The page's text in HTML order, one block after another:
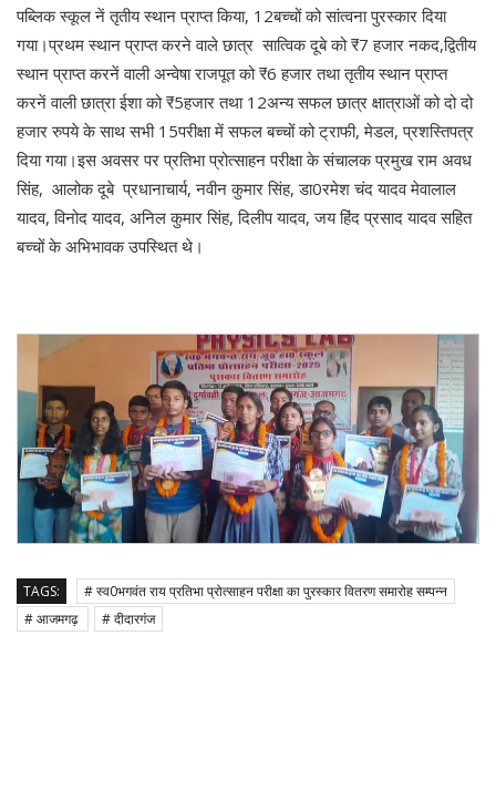
पब्लिक स्कूल नें तृतीय स्थान प्राप्त किया, 12बच्चों को सांत्वना पुरस्कार दिया
गया।प्रथम स्थान प्राप्त करने वाले छात्र सात्विक दूबे को ₹7 हजार नकद,द्वितीय
स्थान प्राप्त करनें वाली अन्वेषा राजपूत को ₹6 हजार तथा तृतीय स्थान प्राप्त
करनें वाली छात्रा ईशा को ₹5हजार तथा 12अन्य सफल छात्र क्षात्राओं को दो दो
हजार रुपये के साथ सभी 15परीक्षा में सफल बच्चों को ट्राफी, मेडल, प्रशस्तिपत्र
दिया गया।इस अवसर पर प्रतिभा प्रोत्साहन परीक्षा के संचालक प्रमुख राम अवध
सिंह, आलोक दूबे प्रधानाचार्य, नवीन कुमार सिंह, डा0रमेश चंद यादव मेवालाल
यादव, विनोद यादव, अनिल कुमार सिंह, दिलीप यादव, जय हिंद प्रसाद यादव सहित
बच्चों के अभिभावक उपस्थित थे।
TAGS:
# स्व0भगवंत राय प्रतिभा प्रोत्साहन परीक्षा का पुरस्कार वितरण समारोह सम्पन्न
# आजमगढ़
# दीदारगंज